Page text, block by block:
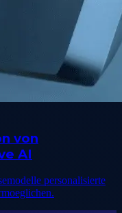
von
AI
personalisierte